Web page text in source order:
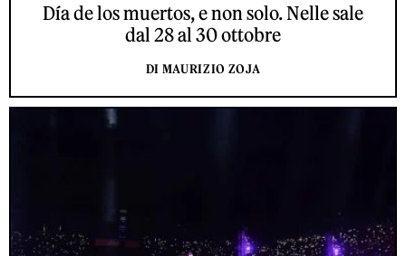
Día de los muertos, e non solo. Nelle sale
dal 28 al 30 ottobre
DI MAURIZIO ZOJA